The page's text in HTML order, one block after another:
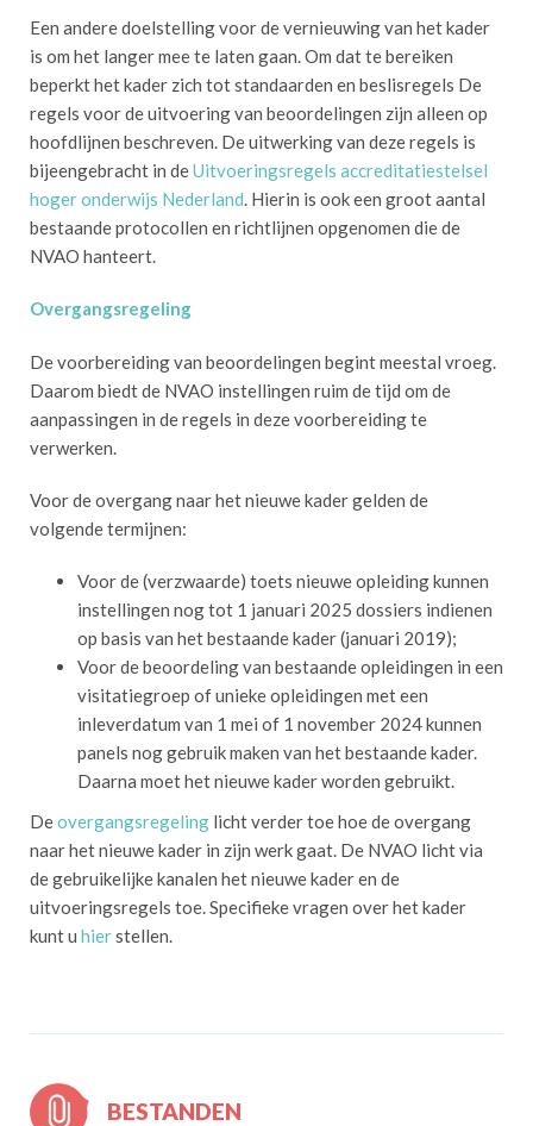
Een andere doelstelling voor de vernieuwing van het kader
is om het langer mee te laten gaan. Om dat te bereiken
beperkt het kader zich tot standaarden en beslisregels De
regels voor de uitvoering van beoordelingen zijn alleen op
hoofdlijnen beschreven. De uitwerking van deze regels is
bijeengebracht in deUitvoeringsregels accreditatiestelsel
hoger onderwijs Nederland. Hierin is ook een groot aantal
bestaande protocollen en richtlijnen opgenomen die de
NVAO hanteert.
Overgangsregeling
De voorbereiding van beoordelingen begint meestal vroeg.
Daarom biedt de NVAO instellingen ruim de tijd om de
aanpassingen in de regels in deze voorbereiding te
verwerken.
Voor de overgang naar het nieuwe kader gelden de
volgende termijnen:
Voor de (verzwaarde) toets nieuwe opleiding kunnen
instellingen nog tot 1 januari 2025 dossiers indienen
op basis van het bestaande kader (januari 2019);
Voor de beoordeling van bestaande opleidingen in een
visitatiegroep of unieke opleidingen met een
inleverdatum van 1 mei of 1 november 2024 kunnen
panels nog gebruik maken van het bestaande kader.
Daarna moet het nieuwe kader worden gebruikt.
Deovergangsregeling licht verder toe hoe de overgang
naar het nieuwe kader in zijn werk gaat. De NVAO licht via
de gebruikelijke kanalen het nieuwe kader en de
uitvoeringsregels toe. Specifieke vragen over het kader
kunt u hierstellen.
BESTANDEN